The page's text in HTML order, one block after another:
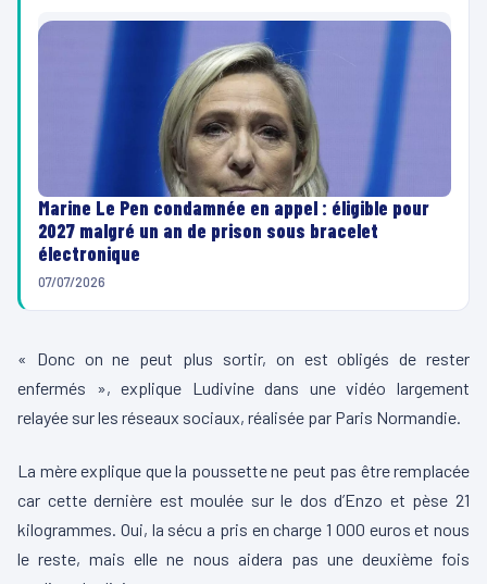
Marine Le Pen condamnée en appel : éligible pour
2027 malgré un an de prison sous bracelet
électronique
07/07/2026
« Donc on ne peut plus sortir, on est obligés de rester
enfermés », explique Ludivine dans une vidéo largement
relayée sur les réseaux sociaux, réalisée par Paris Normandie.
La mère explique que la poussette ne peut pas être remplacée
car cette dernière est moulée sur le dos d’Enzo et pèse 21
kilogrammes. Oui, la sécu a pris en charge 1 000 euros et nous
le reste, mais elle ne nous aidera pas une deuxième fois